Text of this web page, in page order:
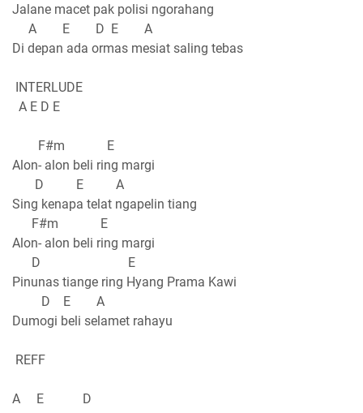
Jalane macet pak polisi ngorahang
A E D E A
Di depan ada ormas mesiat saling tebas
INTERLUDE
A E D E
F#m E
Alon- alon beli ring margi
D E A
Sing kenapa telat ngapelin tiang
F#m E
Alon- alon beli ring margi
D E
Pinunas tiange ring Hyang Prama Kawi
D E A
Dumogi beli selamet rahayu
REFF
A E D